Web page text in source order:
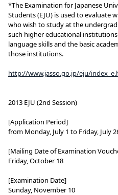
*The Examination for Japanese
Students (EJU) is used to evaluate
who wish to study at the
such higher educational institutions
language skills and the basic
those institutions.
http://www.jasso.go.jp/eju/
2013 EJU (2nd Session)
[Application Period]
from Monday, July 1 to Friday, July
[Mailing Date of Examination
Friday, October 18
[Examination Date]
Sunday, November 10